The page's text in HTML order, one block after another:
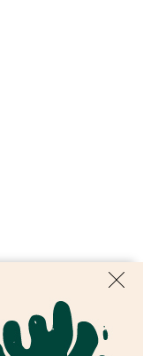
して素
晴らし
い朝食